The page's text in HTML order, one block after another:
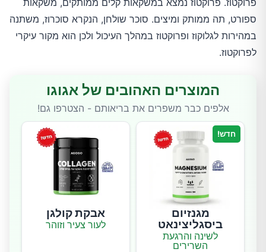
פרוקטוז. פרוקטוז נמצא במשקאות קלים ממותקים, משקאות
ספורט, תה ממותק ומיצים. סוכר שולחן, הנקרא סוכרוז, משתנה
במהירות לגלוקוז ופרוקטוז במהלך העיכול ולכן הוא מקור עיקרי
לפרוקטוז.
המוצרים האהובים של אגוגו
אלפים כבר משפרים את בריאותם - הצטרפו גם!
חדש!
מגנזיום
ביסגליצינאט
לשינה והרגעת
השרירים
אבקת קולגן
לעור צעיר וזוהר